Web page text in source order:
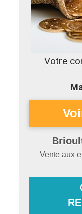
Votre
Vente aux